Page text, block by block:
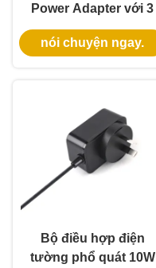
Power Adapter với 3
năm bảo hành và
nguồn cung cấp điện
nói chuyện ngay.
Bộ điều hợp điện
tường phổ quát 10W